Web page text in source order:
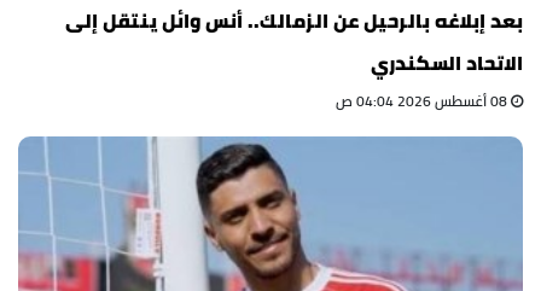
بعد إبلاغه بالرحيل عن الزمالك.. أنس وائل ينتقل إلى
الاتحاد السكندري